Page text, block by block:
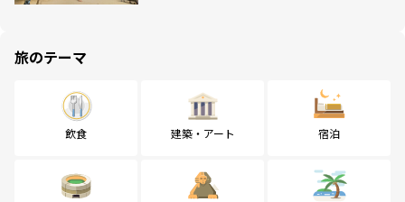
旅のテーマ
飲食 建築・アート 宿泊